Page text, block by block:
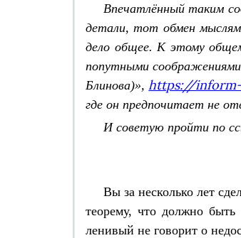
Впечатлённый таким
детали, тот обмен
дело общее. К этому
попутными
Блинова)», https://
где он предпочитает не
И советую пройти по
Вы за несколько лет
теорему, что должно
ленивый не говорит о